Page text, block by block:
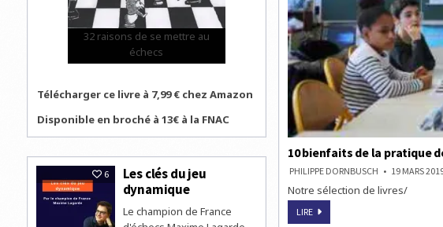
10 bienfaits de la pratique
PHILIPPE DORNBUSCH 19 MARS
Notre sélection de livres/
LIRE10
32 raisons de se mettre au
échecs
Télécharger ce livre à 7,99 € chez Amazon
Disponible en broché à 13€ à la FNAC
6
Les clés du jeu
dynamique
Le champion de France